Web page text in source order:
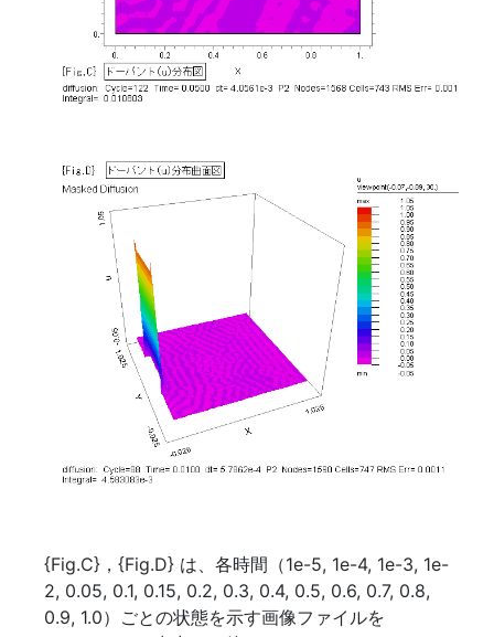
{Fig.C}，{Fig.D} は、各時間（1e-5, 1e-4, 1e-3, 1e-
2, 0.05, 0.1, 0.15, 0.2, 0.3, 0.4, 0.5, 0.6, 0.7, 0.8,
0.9, 1.0）ごとの状態を示す画像ファイルを